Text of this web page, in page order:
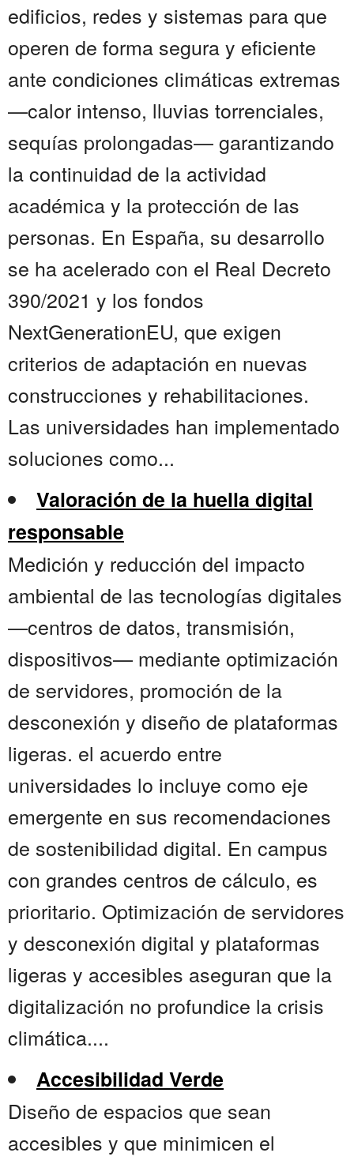
edificios, redes y sistemas para que
operen de forma segura y eficiente
ante condiciones climáticas extremas
—calor intenso, lluvias torrenciales,
sequías prolongadas— garantizando
la continuidad de la actividad
académica y la protección de las
personas. En España, su desarrollo
se ha acelerado con el Real Decreto
390/2021 y los fondos
NextGenerationEU, que exigen
criterios de adaptación en nuevas
construcciones y rehabilitaciones.
Las universidades han implementado
soluciones como...
Valoración de la huella digital
responsable
Medición y reducción del impacto
ambiental de las tecnologías digitales
—centros de datos, transmisión,
dispositivos— mediante optimización
de servidores, promoción de la
desconexión y diseño de plataformas
ligeras. el acuerdo entre
universidades lo incluye como eje
emergente en sus recomendaciones
de sostenibilidad digital. En campus
con grandes centros de cálculo, es
prioritario. Optimización de servidores
y desconexión digital y plataformas
ligeras y accesibles aseguran que la
digitalización no profundice la crisis
climática....
Accesibilidad Verde
Diseño de espacios que sean
accesibles y que minimicen el